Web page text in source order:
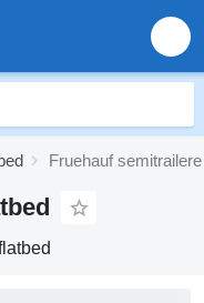
Fruehauf